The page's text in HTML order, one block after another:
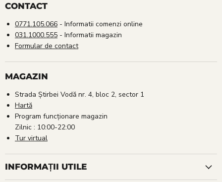
CONTACT
0771.105.066 - Informatii comenzi online
031.1000.555 - Informatii magazin
Formular de contact
MAGAZIN
Strada Știrbei Vodă nr. 4, bloc 2, sector 1
Hartă
Program funcționare magazin
Zilnic : 10:00-22:00
Tur virtual
INFORMAȚII UTILE